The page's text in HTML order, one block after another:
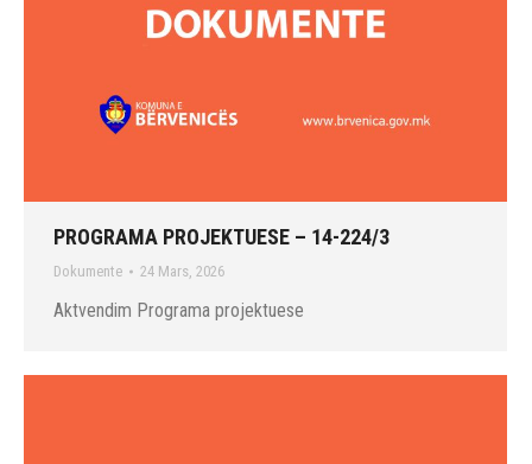
PROGRAMA PROJEKTUESE – 14-224/3
Dokumente 24 Mars, 2026
Aktvendim Programa projektuese